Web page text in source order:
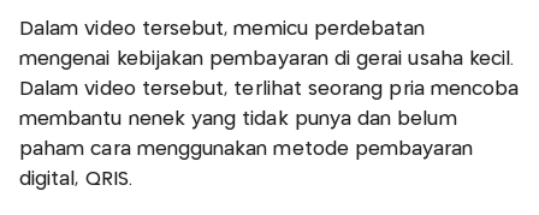
Dalam video tersebut, memicu perdebatan
mengenai kebijakan pembayaran di gerai usaha kecil.
Dalam video tersebut, terlihat seorang pria mencoba
membantu nenek yang tidak punya dan belum
paham cara menggunakan metode pembayaran
digital, QRIS.